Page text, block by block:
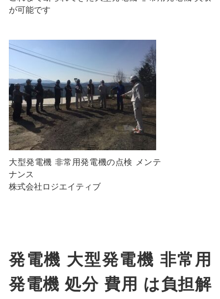
が可能です
大型発電機 非常用発電機の点検 メンテ
ナンス
株式会社ロジエイティブ
発電機 大型発電機 非常用
発電機 処分 費用 は負担解